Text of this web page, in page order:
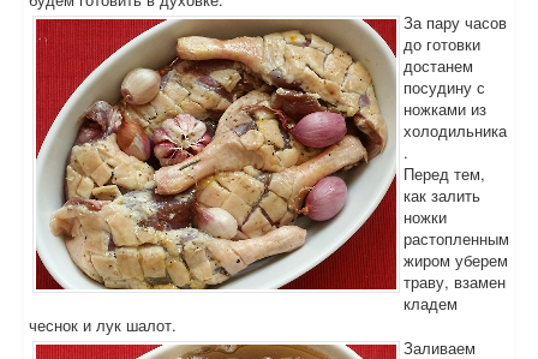
За пару часов
до готовки
достанем
посудину с
ножками из
холодильника
.
Перед тем,
как залить
ножки
растопленным
жиром уберем
траву, взамен
кладем
чеснок и лук шалот.
Заливаем